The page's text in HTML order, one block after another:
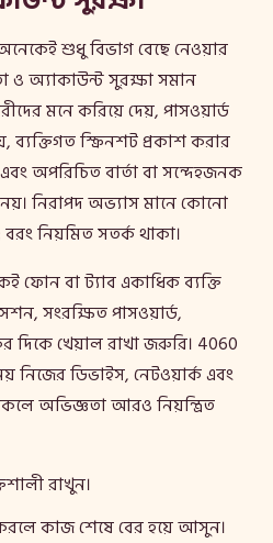
শুধু বিভাগ বেছে নেওয়ার
ও অ্যাকাউন্ট সুরক্ষা সমান
মনে করিয়ে দেয়, পাসওয়ার্ড
স্ক্রিনশট প্রকাশ করার
অপরিচিত বার্তা বা সন্দেহজনক
নিরাপদ অভ্যাস মানে কোনো
নিয়মিত সতর্ক থাকা।
ফোন বা ট্যাব একাধিক ব্যক্তি
সংরক্ষিত পাসওয়ার্ড,
দিকে খেয়াল রাখা জরুরি। 4060
নিজের ডিভাইস, নেটওয়ার্ক এবং
অভিজ্ঞতা আরও নিয়ন্ত্রিত
রাখুন।
কাজ শেষে বের হয়ে আসুন।